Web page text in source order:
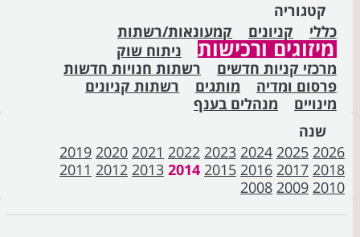
קטגוריה
כללי
קניונים קמעונאות/רשתות
מיזוגים ורכישות
ניתוח שוק
מרכזי קניות חדשים
רשתות חנויות חדשות
פרסום ומדיה
מותגים
רשתות קניונים
מינויים
מנהלים בענף
שנה
2026
2025
2024
2023
2022
2021
2020
2019
2018
2017
2016
2015
2014
2013
2012
2011
2010
2009
2008